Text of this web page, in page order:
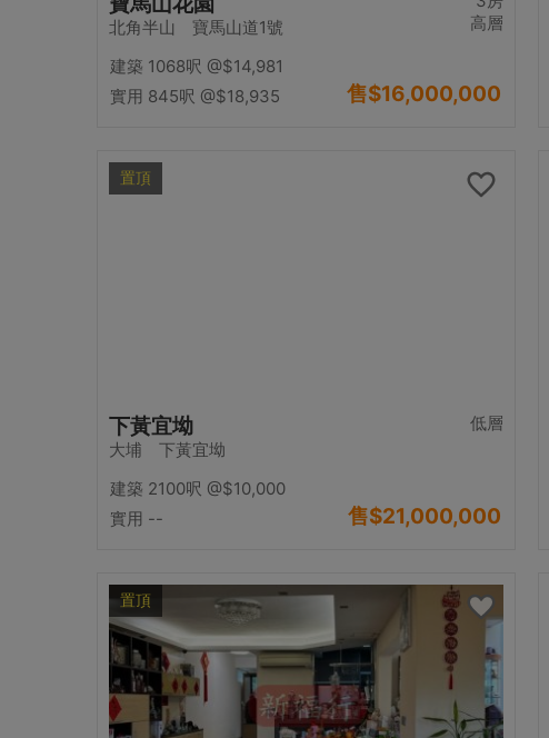
高層
北角半山 寶馬山道1號
建築 1068呎 @$14,981
實用 845呎 @$18,935 售$16,000,000
置頂
低層
下黃宜坳
大埔 下黃宜坳
建築 2100呎 @$10,000
實用 --
售$21,000,000
置頂